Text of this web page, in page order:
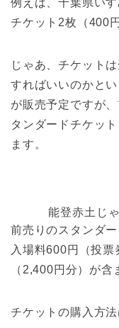
例えば、千葉県い
チケット2枚（400
じゃあ、チケット
すればいいのかと
が販売予定ですが
タンダードチケッ
ます。
能登赤土じ
前売りのスタンダ
入場料600円（投
（2,400円分）が含
チケットの購入方法